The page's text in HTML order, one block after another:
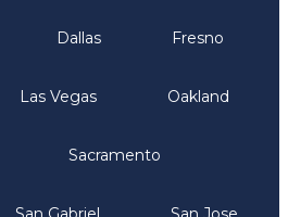
Dallas Fresno
Las Vegas Oakland
Sacramento